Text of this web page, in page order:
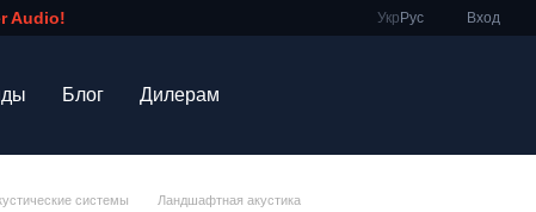
Audio! Укр Рус Вход
Блог Дилерам
системы
Ландшафтная акустика